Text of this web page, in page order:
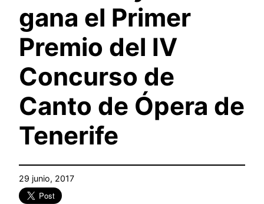
gana el Primer
Premio del IV
Concurso de
Canto de Ópera de
Tenerife
29 junio, 2017